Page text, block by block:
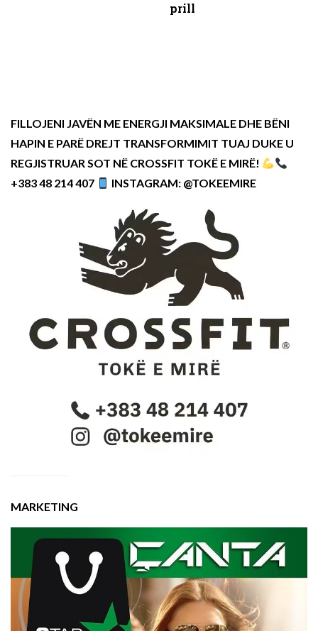
prill
FILLOJENI JAVËN ME ENERGJI MAKSIMALE DHE BËNI
HAPIN E PARË DREJT TRANSFORMIMIT TUAJ DUKE U
REGJISTRUAR SOT NË CROSSFIT TOKË E MIRË!
+383 48 214 407
INSTAGRAM: @TOKEEMIRE
MARKETING